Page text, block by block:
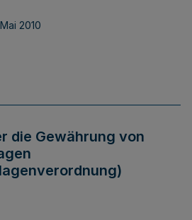
2010
die Gewährung von